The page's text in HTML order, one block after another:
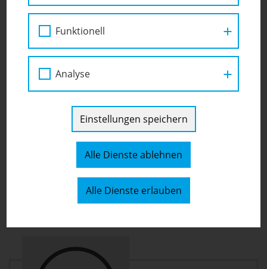
LEHRER:INNEN, PRAXISLEHRER:INNEN
Eva Neuwirth
Funktionell
Analyse
Einstellungen speichern
Alle Dienste ablehnen
Alle Dienste erlauben